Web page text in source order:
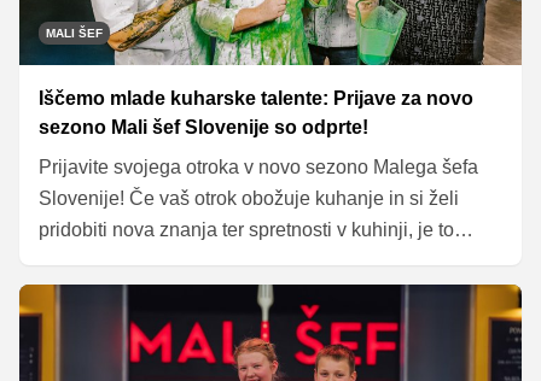
MALI ŠEF
Iščemo mlade kuharske talente: Prijave za novo
sezono Mali šef Slovenije so odprte!
Prijavite svojega otroka v novo sezono Malega šefa
Slovenije! Če vaš otrok obožuje kuhanje in si želi
pridobiti nova znanja ter spretnosti v kuhinji, je to
odlična priložnost zanj. Je pripravljen kuhati pred
kamerami, se zabavati in postati del izjemne kuharske
izkušnje? Potem ga le prijavite.